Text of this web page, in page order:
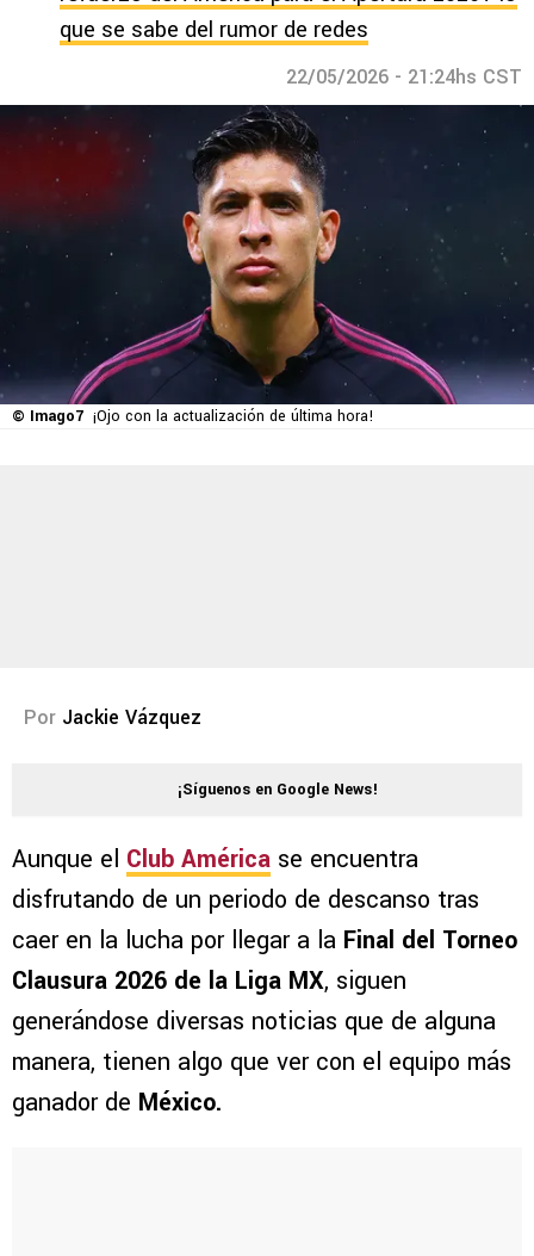
que se sabe del rumor de redes
22/05/2026 - 21:24hs CST
© Imago7 ¡Ojo con la actualización de última hora!
Por Jackie Vázquez
¡Síguenos en Google News!
Aunque el Club América se encuentra
disfrutando de un periodo de descanso tras
caer en la lucha por llegar a la Final del Torneo
Clausura 2026 de la Liga MX, siguen
generándose diversas noticias que de alguna
manera, tienen algo que ver con el equipo más
ganador de México.